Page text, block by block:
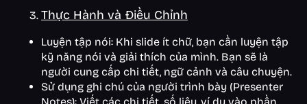
Thực Hành và Điều Chỉnh
Luyện tập nói: Khi slide ít chữ, bạn cần luyện tập
kỹ năng nói và giải thích của mình. Bạn sẽ là
người cung cấp chi tiết, ngữ cảnh và câu chuyện.
Sử dụng ghi chú của người trình bày (Presenter